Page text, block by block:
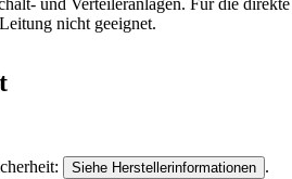
und Verteileranlagen. Für die direkte
nicht geeignet.
Siehe Herstellerinformationen .